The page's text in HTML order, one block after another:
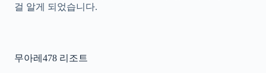
걸 알게 되었습니다.
무아레478 리조트